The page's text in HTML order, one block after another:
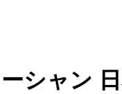
シャン